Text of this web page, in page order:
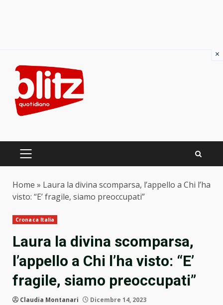
content
PRIMARY
Home » Laura la divina scomparsa, l’appello a Chi l’ha
visto: “E’ fragile, siamo preoccupati”
Cronaca Italia
Laura la divina scomparsa,
l’appello a Chi l’ha visto: “E’
fragile, siamo preoccupati”
Claudia Montanari Dicembre 14, 2023
×